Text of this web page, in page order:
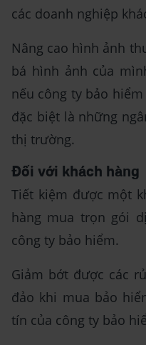
các doanh nghiệp
Nâng cao hình ảnh
bá hình ảnh của
nếu công ty bảo
đặc biệt là những
thị trường.
Đối với khách hàng
Tiết kiệm được một
hàng mua trọn gói
công ty bảo hiểm.
Giảm bớt được các
đảo khi mua bảo
tín của công ty bảo